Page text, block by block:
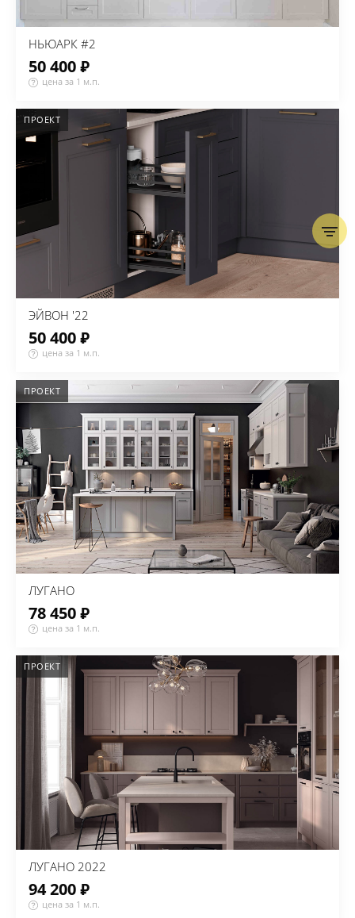
НЬЮАРК #2
50 400 ₽
цена за 1 м.п.
ПРОЕКТ
ЭЙВОН '22
50 400 ₽
цена за 1 м.п.
ПРОЕКТ
ЛУГАНО
78 450 ₽
цена за 1 м.п.
ПРОЕКТ
ЛУГАНО 2022
94 200 ₽
цена за 1 м.п.